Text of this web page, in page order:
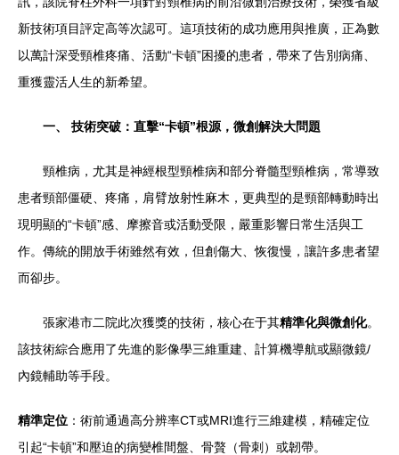
新技術項目評定高等次認可。這項技術的成功應用與推廣，正為數
以萬計深受頸椎疼痛、活動“卡頓”困擾的患者，帶來了告別病痛、
重獲靈活人生的新希望。
一、 技術突破：直擊“卡頓”根源，微創解決大問題
頸椎病，尤其是神經根型頸椎病和部分脊髓型頸椎病，常導致
患者頸部僵硬、疼痛，肩臂放射性麻木，更典型的是頸部轉動時出
現明顯的“卡頓”感、摩擦音或活動受限，嚴重影響日常生活與工
作。傳統的開放手術雖然有效，但創傷大、恢復慢，讓許多患者望
而卻步。
張家港市二院此次獲獎的技術，核心在于其精準化與微創化。
該技術綜合應用了先進的影像學三維重建、計算機導航或顯微鏡/
內鏡輔助等手段。
精準定位 ：術前通過高分辨率CT或MRI進行三維建模，精確定位
引起“卡頓”和壓迫的病變椎間盤、骨贅（骨刺）或韌帶。